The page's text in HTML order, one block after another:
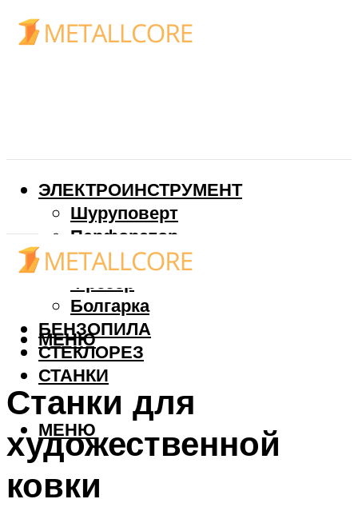
ЭЛЕКТРОИНСТРУМЕНТ
Шуруповерт
Перфоратор
Дрель
Фрезер
Болгарка
БЕНЗОПИЛА
СТЕКЛОРЕЗ
СТАНКИ
МЕНЮ
МЕНЮ
Станки для
художественной
ковки